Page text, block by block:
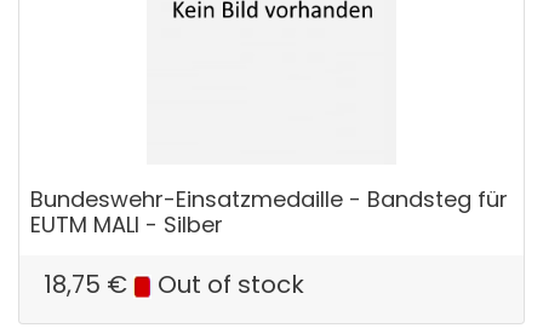
Bundeswehr-Einsatzmedaille - Bandsteg für
EUTM MALI - Silber
18,75 € Out of stock